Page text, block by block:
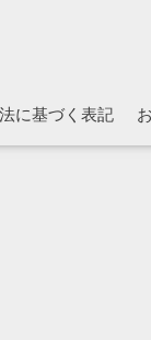
に基づく表記